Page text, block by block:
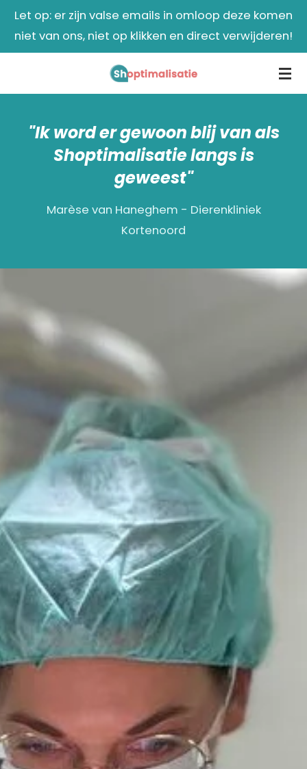
Ga
direct
naar
hoofdinhoud
Let op: er zijn valse emails in omloop deze komen
niet van ons, niet op klikken en direct verwijderen!
"Ik word er gewoon blij van als
Shoptimalisatie langs is
geweest"
Marèse van Haneghem - Dierenkliniek
Kortenoord